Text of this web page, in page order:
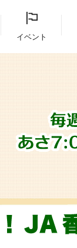
イベント